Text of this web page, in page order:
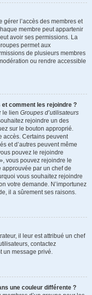
gérer l’accès des membres et
membre peut appartenir
avoir ses permissions. La
permet aux
de plusieurs membres
ou rendre accessible
comment les rejoindre ?
le lien Groupes d’utilisateurs
rejoindre un des
sur le bouton approprié.
accès. Certains peuvent
et d’autres peuvent même
pouvez le rejoindre
vous pouvez rejoindre le
approuvée par un chef de
vous souhaitez rejoindre
votre demande. N’importunez
il a sûrement ses raisons.
il leur est attribué un chef
contactez
un message privé.
une couleur différente ?